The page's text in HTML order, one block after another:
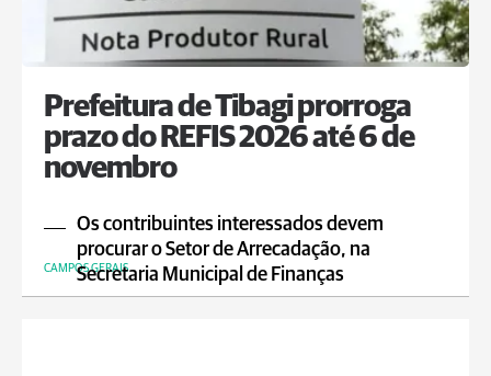
Prefeitura de Tibagi prorroga
prazo do REFIS 2026 até 6 de
novembro
Os contribuintes interessados devem
procurar o Setor de Arrecadação, na
Secretaria Municipal de Finanças
CAMPOS GERAIS